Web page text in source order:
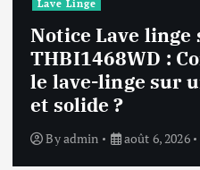
Lave Linge
Notice Lave
F94841WH :
affiche une
Byadmin août 6,